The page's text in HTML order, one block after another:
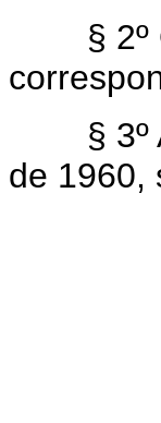
§ 2º O
§ 3º A
de 1960,